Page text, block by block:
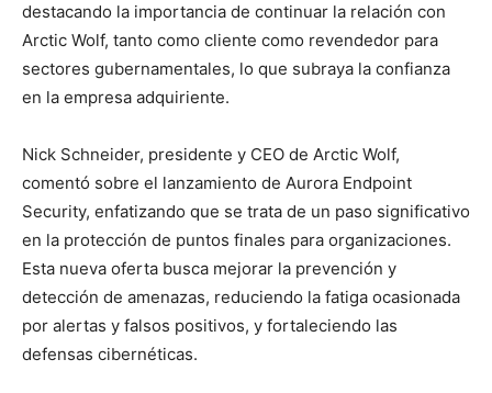
destacando la importancia de continuar la relación con
Arctic Wolf, tanto como cliente como revendedor para
sectores gubernamentales, lo que subraya la confianza
en la empresa adquiriente.
Nick Schneider, presidente y CEO de Arctic Wolf,
comentó sobre el lanzamiento de Aurora Endpoint
Security, enfatizando que se trata de un paso significativo
en la protección de puntos finales para organizaciones.
Esta nueva oferta busca mejorar la prevención y
detección de amenazas, reduciendo la fatiga ocasionada
por alertas y falsos positivos, y fortaleciendo las
defensas cibernéticas.